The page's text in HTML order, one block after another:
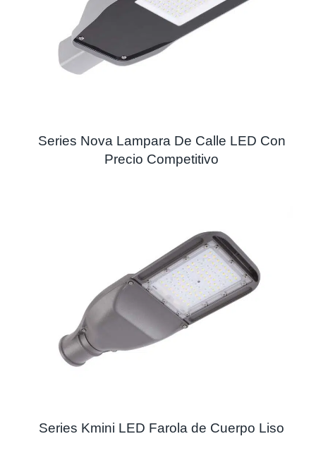
Series Nova Lampara De Calle LED Con
Precio Competitivo
Series Kmini LED Farola de Cuerpo Liso